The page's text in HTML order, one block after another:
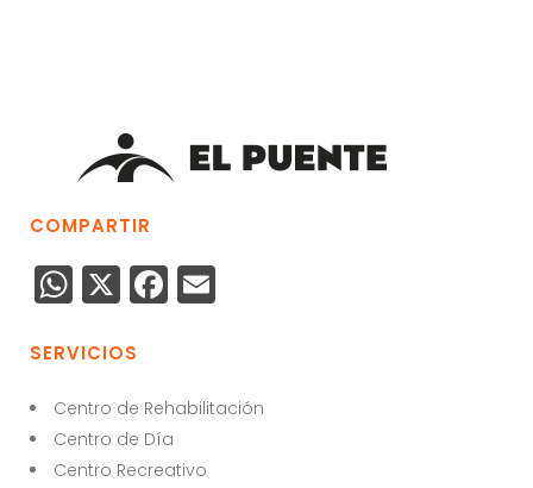
COMPARTIR
W
h
a
ts
A
p
X F
a
e
b
o
l
SERVICIOS
Centro de Rehabilitación
Centro de Día
Centro Recreativo